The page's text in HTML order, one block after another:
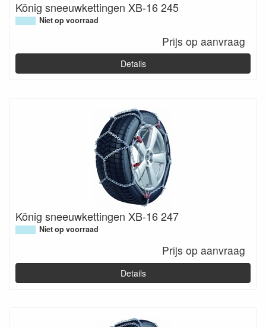
König sneeuwkettingen XB-16 245
Niet op voorraad
Prijs op aanvraag
Details
König sneeuwkettingen XB-16 247
Niet op voorraad
Prijs op aanvraag
Details